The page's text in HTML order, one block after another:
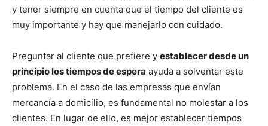
y tener siempre en cuenta que el tiempo del cliente es
muy importante y hay que manejarlo con cuidado.
Preguntar al cliente que prefiere y establecer desde un
principio los tiempos de espera ayuda a solventar este
problema. En el caso de las empresas que envían
mercancía a domicilio, es fundamental no molestar a los
clientes. En lugar de ello, es mejor establecer tiempos